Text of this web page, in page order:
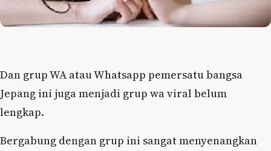
Dan grup WA atau Whatsapp pemersatu bangsa
Jepang ini juga menjadi grup wa viral belum
lengkap.
Bergabung dengan grup ini sangat menyenangkan